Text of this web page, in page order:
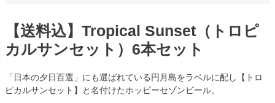
【送料込】Tropical Sunset（トロピ
カルサンセット）6本セット
「日本の夕日百選」にも選ばれている円月島をラベルに配し【トロ
ピカルサンセット】と名付けたホッピーセゾンビール。